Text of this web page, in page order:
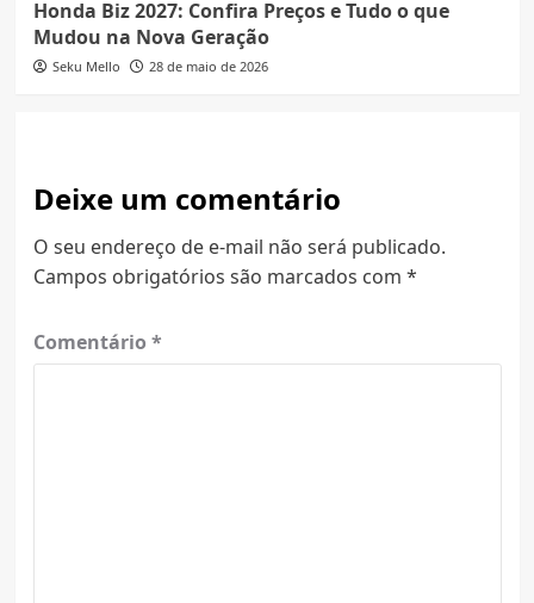
Honda Biz 2027: Confira Preços e Tudo o que
Mudou na Nova Geração
Seku Mello 28 de maio de 2026
Deixe um comentário
O seu endereço de e-mail não será publicado.
Campos obrigatórios são marcados com *
Comentário *